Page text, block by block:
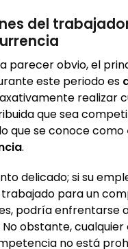
del
parecer obvio, el
este periodo es
realizar
que sea
que se conoce como
.
delicado; si su
trabajado para un
podría enfrentarse
No obstante,
no está